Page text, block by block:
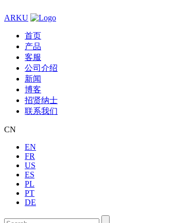
ARKU
首页
产品
客服
公司介绍
新闻
博客
招贤纳士
联系我们
CN
EN
FR
US
ES
PL
PT
DE